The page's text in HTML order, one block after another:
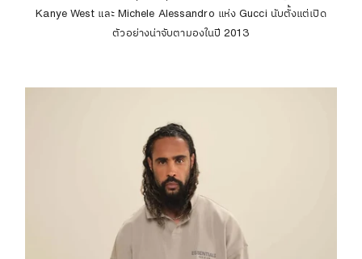
Kanye West และ Michele Alessandro แห่ง Gucci นับตั้งแต่เปิด
ตัวอย่างน่าจับตามองในปี 2013